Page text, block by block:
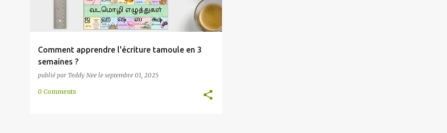
Comment apprendre l'écriture tamoule en 3
semaines ?
publié par Teddy Nee le septembre 01, 2025
0 Comments